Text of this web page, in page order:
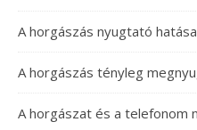
A horgászás nyugtató hatása
A horgászás tényleg
A horgászat és a telefonom